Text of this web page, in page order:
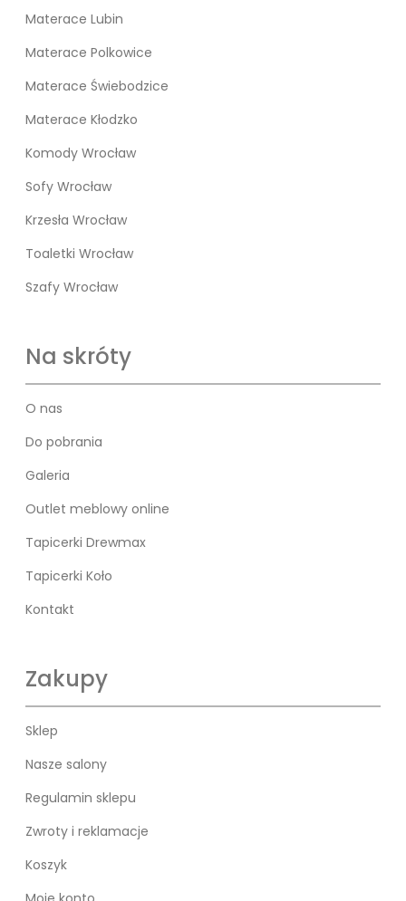
Materace Lubin
Materace Polkowice
Materace Świebodzice
Materace Kłodzko
Komody Wrocław
Sofy Wrocław
Krzesła Wrocław
Toaletki Wrocław
Szafy Wrocław
Na skróty
O nas
Do pobrania
Galeria
Outlet meblowy online
Tapicerki Drewmax
Tapicerki Koło
Kontakt
Zakupy
Sklep
Nasze salony
Regulamin sklepu
Zwroty i reklamacje
Koszyk